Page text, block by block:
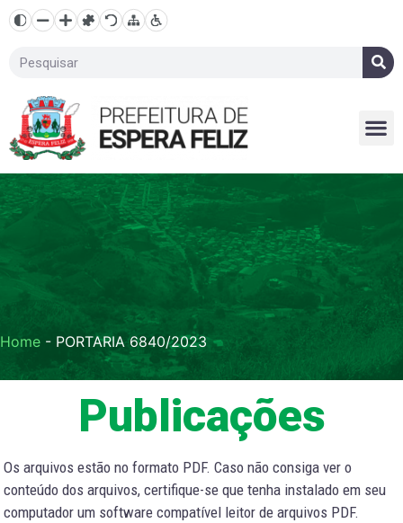
Home - PORTARIA 6840/2023
Publicações
Os arquivos estão no formato PDF. Caso não consiga ver o
conteúdo dos arquivos, certifique-se que tenha instalado em seu
computador um software compatível leitor de arquivos PDF.